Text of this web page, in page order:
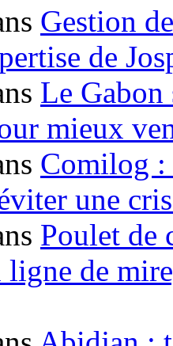
Gestion
de
Le Gabon
mieux
Comilog :
une
Poulet de
ligne de